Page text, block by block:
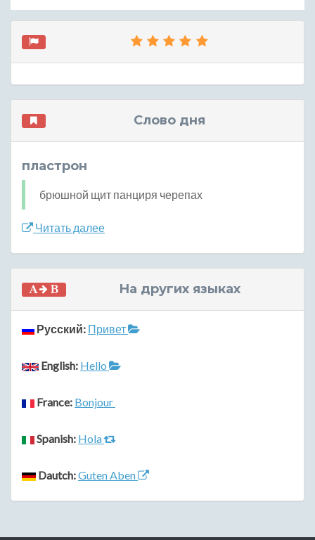
Слово дня
пластрон
брюшной щит панциря черепах
Читать далее
На других языках
Русский: Привет
English: Hello
France: Bonjour
Spanish: Hola
Dautch:Guten Aben